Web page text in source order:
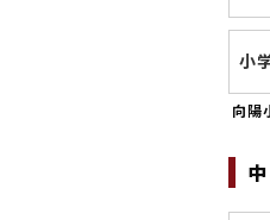
小
向陽